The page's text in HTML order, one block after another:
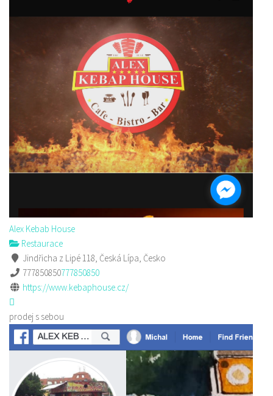
Alex Kebab House
Restaurace
Jindřicha z Lipé 118, Česká Lípa, Česko
777850850777850850
https://www.kebaphouse.cz/
prodej s sebou